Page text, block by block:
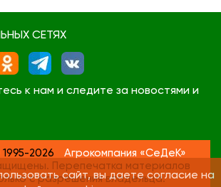
СЕТЯХ
к нам и следите за новостями и
2026
Агрокомпания «СеДеК»
Перепечатка материалов
с разрешения владельца.
сайт, вы даете согласие на